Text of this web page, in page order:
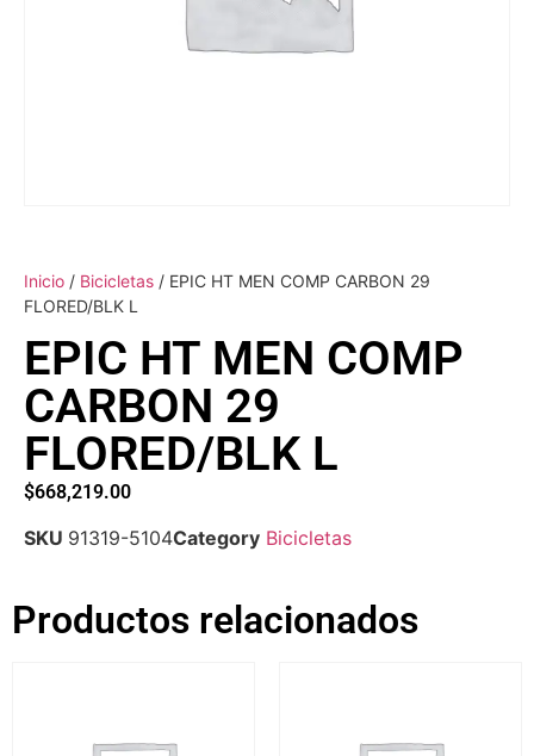
Inicio / Bicicletas / EPIC HT MEN COMP CARBON 29
FLORED/BLK L
EPIC HT MEN COMP
CARBON 29
FLORED/BLK L
$668,219.00
SKU 91319-5104Category Bicicletas
Productos relacionados